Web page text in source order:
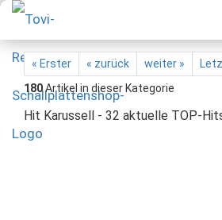
« Erster « zurück weiter »
180Artikel in dieser Kategorie
Hit Karussell - 32 aktuelle TOP-